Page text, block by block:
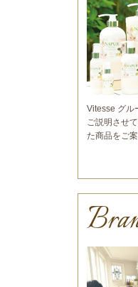
Vitesse グル
ご説明させ
た商品をご案